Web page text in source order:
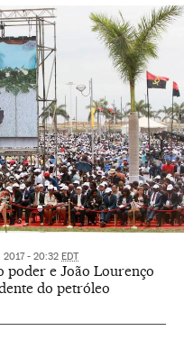
2017 - 20:32 EDT
poder e João Lourenço
do petróleo